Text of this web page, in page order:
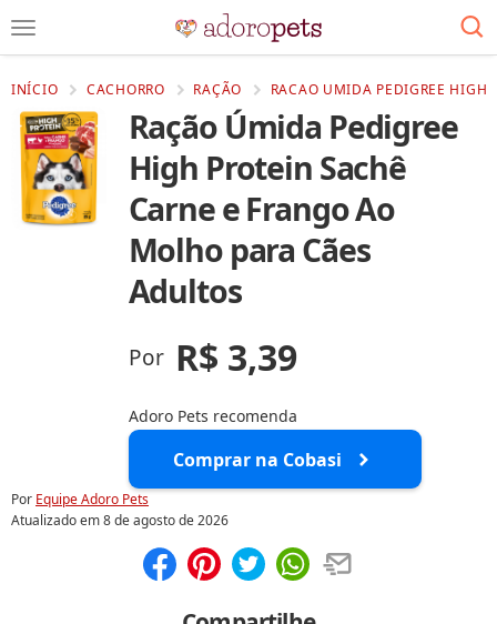
INÍCIO CACHORRO RAÇÃO RACAO UMIDA PEDIGREE HIGH
Ração Úmida Pedigree
High Protein Sachê
Carne e Frango Ao
Molho para Cães
Adultos
Por R$ 3,39
Adoro Pets recomenda
Comprar na Cobasi
Por Equipe Adoro Pets
Atualizado em8 de agosto de 2026